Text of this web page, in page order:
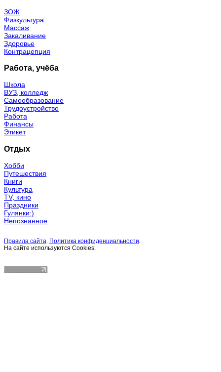
ЗОЖ
Физкультура
Массаж
Закаливание
Здоровье
Контрацепция
Работа, учёба
Школа
ВУЗ, колледж
Самообразование
Трудоустройство
Работа
Финансы
Этикет
Отдых
Хобби
Путешествия
Книги
Культура
TV, кино
Праздники
Гулянки:)
Непознанное
Правила сайта. Политика конфиденциальности.
На сайте используются Cookies.